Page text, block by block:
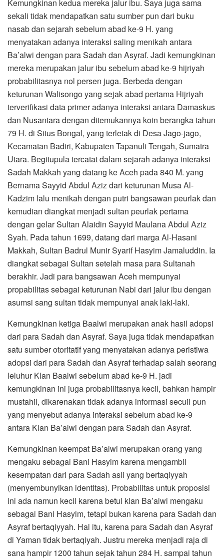
Kemungkinan kedua mereka jalur ibu. Saya juga sama
sekali tidak mendapatkan satu sumber pun dari buku
nasab dan sejarah sebelum abad ke-9 H. yang
menyatakan adanya interaksi saling menikah antara
Ba’alwi dengan para Sadah dan Asyraf. Jadi kemungkinan
mereka merupakan jalur ibu sebelum abad ke-9 hijriyah
probabilitasnya nol persen juga. Berbeda dengan
keturunan Walisongo yang sejak abad pertama Hijriyah
terverifikasi data primer adanya interaksi antara Damaskus
dan Nusantara dengan ditemukannya koin berangka tahun
79 H. di Situs Bongal, yang terletak di Desa Jago-jago,
Kecamatan Badiri, Kabupaten Tapanuli Tengah, Sumatra
Utara. Begitupula tercatat dalam sejarah adanya interaksi
Sadah Makkah yang datang ke Aceh pada 840 M. yang
Bernama Sayyid Abdul Aziz dari keturunan Musa Al-
Kadzim lalu menikah dengan putri bangsawan peurlak dan
kemudian diangkat menjadi sultan peurlak pertama
dengan gelar Sultan Alaidin Sayyid Maulana Abdul Aziz
Syah. Pada tahun 1699, datang dari marga Al-Hasani
Makkah, Sultan Badrul Munir Syarif Hasyim Jamaluddin. Ia
diangkat sebagai Sultan setelah masa para Sultanah
berakhir. Jadi para bangsawan Aceh mempunyai
propabilitas sebagai keturunan Nabi dari jalur ibu dengan
asumsi sang sultan tidak mempunyai anak laki-laki.
Kemungkinan ketiga Baalwi merupakan anak hasil adopsi
dari para Sadah dan Asyraf. Saya juga tidak mendapatkan
satu sumber otoritatif yang menyatakan adanya peristiwa
adopsi dari para Sadah dan Asyraf terhadap salah seorang
leluhur Klan Baalwi sebelum abad ke-9 H. jadi
kemungkinan ini juga probabilitasnya kecil, bahkan hampir
mustahil, dikarenakan tidak adanya informasi secuil pun
yang menyebut adanya interaksi sebelum abad ke-9
antara Klan Ba’alwi dengan para Sadah dan Asyraf.
Kemungkinan keempat Ba’alwi merupakan orang yang
mengaku sebagai Bani Hasyim karena mengambil
kesempatan dari para Sadah asli yang bertaqiyyah
(menyembunyikan identitas). Probabilitas untuk proposisi
ini ada namun kecil karena betul klan Ba’alwi mengaku
sebagai Bani Hasyim, tetapi bukan karena para Sadah dan
Asyraf bertaqiyyah. Hal itu, karena para Sadah dan Asyraf
di Yaman tidak bertaqiyah. Justru mereka menjadi raja di
sana hampir 1200 tahun sejak tahun 284 H. sampai tahun